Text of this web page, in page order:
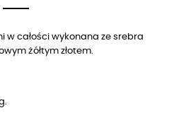
w całości wykonana ze srebra
żółtym złotem.